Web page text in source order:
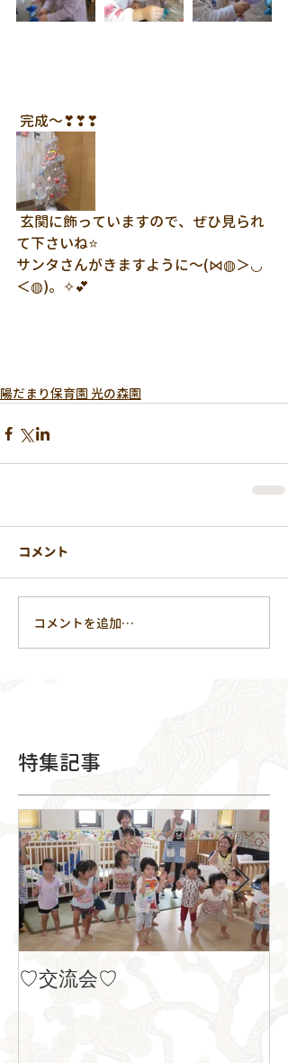
完成～❣❣❣
て下さいね⭐
サンタさんがきますように～(⋈◍＞◡
＜◍)。✧💕
陽だまり保育園 光の森園
コメント
コメントを追加…
特集記事
♡交流会♡